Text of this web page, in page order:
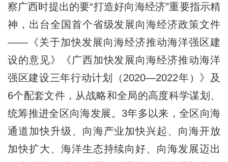
察广西时提出的要“打造好向海经济”重要指示精
神，出台全国首个省级发展向海经济政策文件
——《关于加快发展向海经济推动海洋强区建
设的意见》《广西加快发展向海经济推动海洋
强区建设三年行动计划（2020—2022年）》及
6个配套文件，从战略和全局的高度科学谋划、
统筹推进全区向海发展。3年多以来，全区向海
通道加快升级、向海产业加快兴起、向海开放
加快扩大、海洋生态持续向好、向海发展迈出